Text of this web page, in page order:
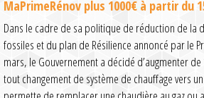
MaPrimeRénov plus 1000€ à partir du
Dans le cadre de sa politique de réduction de la
fossiles et du plan de Résilience annoncé par le
mars, le Gouvernement a décidé d’augmenter
tout changement de système de chauffage vers